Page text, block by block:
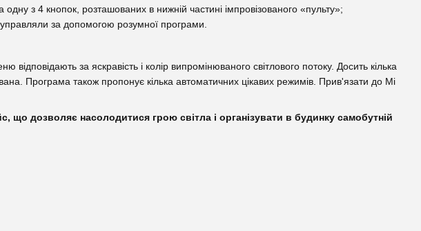
з 4 кнопок, розташованих в нижній частині імпровізованого «пульту»;
за допомогою розумної програми.
за яскравість і колір випромінюваного світлового потоку. Досить кілька
Програма також пропонує кілька автоматичних цікавих режимів. Прив'язати до Mi
дозволяє насолодитися грою світла і організувати в будинку самобутній